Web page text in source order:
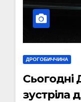
ДРОГОБИЧЧИНА
Сьогодні
зустріла